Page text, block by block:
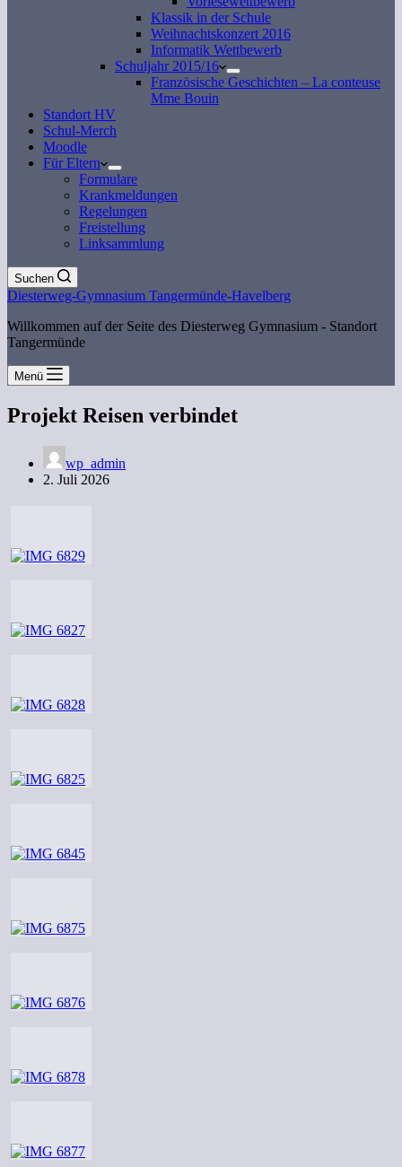
Klassik in der Schule
Weihnachtskonzert 2016
Informatik Wettbewerb
Schuljahr 2015/16
Französische Geschichten – La conteuse
Mme Bouin
Standort HV
Schul-Merch
Moodle
Für Eltern
Formulare
Krankmeldungen
Regelungen
Freistellung
Linksammlung
Suchen
Diesterweg-Gymnasium Tangermünde-Havelberg
Willkommen auf der Seite des Diesterweg Gymnasium - Standort
Tangermünde
Menü
Projekt Reisen verbindet
wp_admin
2. Juli 2026